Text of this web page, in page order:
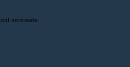
necessarie.